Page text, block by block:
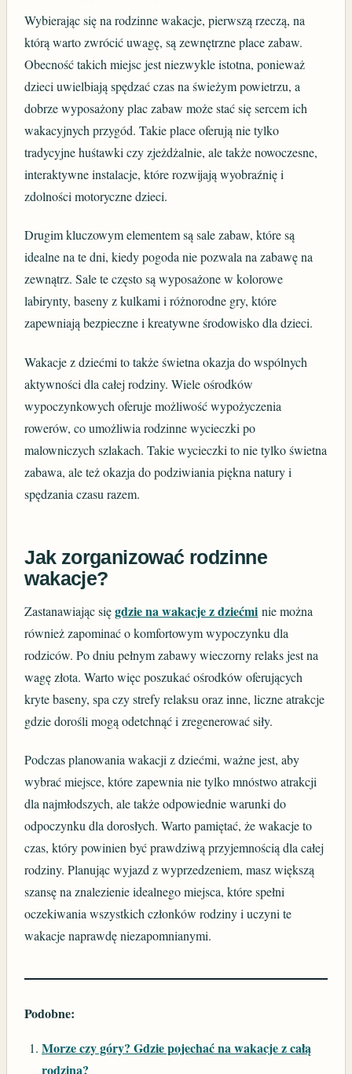
Wybierając się na rodzinne wakacje, pierwszą rzeczą, na
którą warto zwrócić uwagę, są zewnętrzne place zabaw.
Obecność takich miejsc jest niezwykle istotna, ponieważ
dzieci uwielbiają spędzać czas na świeżym powietrzu, a
dobrze wyposażony plac zabaw może stać się sercem ich
wakacyjnych przygód. Takie place oferują nie tylko
tradycyjne huśtawki czy zjeżdżalnie, ale także nowoczesne,
interaktywne instalacje, które rozwijają wyobraźnię i
zdolności motoryczne dzieci.
Drugim kluczowym elementem są sale zabaw, które są
idealne na te dni, kiedy pogoda nie pozwala na zabawę na
zewnątrz. Sale te często są wyposażone w kolorowe
labirynty, baseny z kulkami i różnorodne gry, które
zapewniają bezpieczne i kreatywne środowisko dla dzieci.
Wakacje z dziećmi to także świetna okazja do wspólnych
aktywności dla całej rodziny. Wiele ośrodków
wypoczynkowych oferuje możliwość wypożyczenia
rowerów, co umożliwia rodzinne wycieczki po
malowniczych szlakach. Takie wycieczki to nie tylko świetna
zabawa, ale też okazja do podziwiania piękna natury i
spędzania czasu razem.
Jak zorganizować rodzinne
wakacje?
Zastanawiając sięgdzie na wakacje z dziećmi nie można
również zapominać o komfortowym wypoczynku dla
rodziców. Po dniu pełnym zabawy wieczorny relaks jest na
wagę złota. Warto więc poszukać ośrodków oferujących
kryte baseny, spa czy strefy relaksu oraz inne, liczne atrakcje
gdzie dorośli mogą odetchnąć i zregenerować siły.
Podczas planowania wakacji z dziećmi, ważne jest, aby
wybrać miejsce, które zapewnia nie tylko mnóstwo atrakcji
dla najmłodszych, ale także odpowiednie warunki do
odpoczynku dla dorosłych. Warto pamiętać, że wakacje to
czas, który powinien być prawdziwą przyjemnością dla całej
rodziny. Planując wyjazd z wyprzedzeniem, masz większą
szansę na znalezienie idealnego miejsca, które spełni
oczekiwania wszystkich członków rodziny i uczyni te
wakacje naprawdę niezapomnianymi.
Podobne:
Morze czy góry? Gdzie pojechać na wakacje z całą
rodziną?